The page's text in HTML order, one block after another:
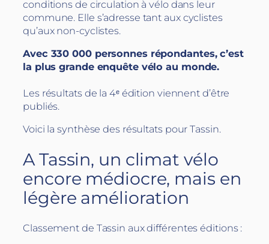
conditions de circulation à vélo dans leur
commune. Elle s’adresse tant aux cyclistes
qu’aux non-cyclistes.
Avec 330 000 personnes répondantes, c’est
la plus grande enquête vélo au monde.
Les résultats de la 4ᵉ édition viennent d’être
publiés.
Voici la synthèse des résultats pour Tassin.
A Tassin, un climat vélo
encore médiocre, mais en
légère amélioration
Classement de Tassin aux différentes éditions :